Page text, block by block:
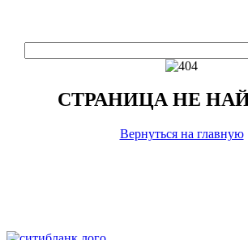
СТРАНИЦА НЕ
Вернуться на главную